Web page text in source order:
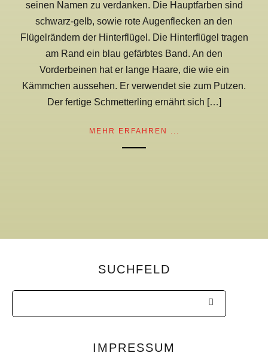
seinen Namen zu verdanken. Die Hauptfarben sind
schwarz-gelb, sowie rote Augenflecken an den
Flügelrändern der Hinterflügel. Die Hinterflügel tragen
am Rand ein blau gefärbtes Band. An den
Vorderbeinen hat er lange Haare, die wie ein
Kämmchen aussehen. Er verwendet sie zum Putzen.
Der fertige Schmetterling ernährt sich […]
MEHR ERFAHREN ...
SUCHFELD
IMPRESSUM